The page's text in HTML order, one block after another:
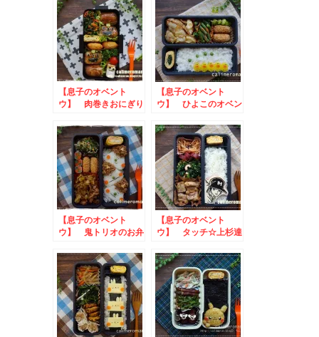
【息子のオベント
ウ】 肉巻きおにぎり
弁当toハロウィンス
イーツ
【息子のオベント
ウ】 ひよこのオベン
【息子のオベント
ウ】 鬼トリオのお弁
【息子のオベント
ウ】 タッチ☆上杉達